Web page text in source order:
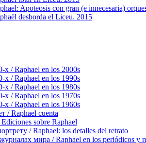
Apoteosis con gran (e innecesaria)
desborda el Liceu. 2015
х / Raphael en los 2000s
х / Raphael en los 1990s
х / Raphael en los 1980s
х / Raphael en los 1970s
х / Raphael en los 1960s
/ Raphael cuenta
sobre Raphael
/ Raphael: los detalles del retrato
мира / Raphael en los periódicos y